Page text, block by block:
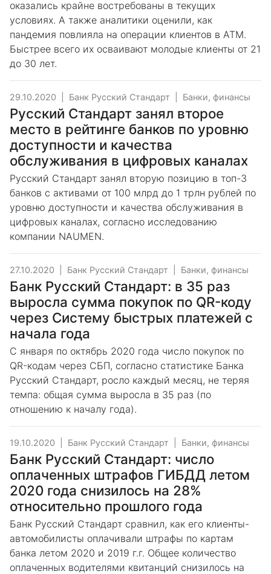
оказались крайне востребованы в текущих
условиях. А также аналитики оценили, как
пандемия повлияла на операции клиентов в АТМ.
Быстрее всего их осваивают молодые клиенты от 21
до 30 лет.
29.10.2020 Банк Русский Стандарт Банки, финансы
Русский Стандарт занял второе
место в рейтинге банков по уровню
доступности и качества
обслуживания в цифровых каналах
Русский Стандарт занял вторую позицию в топ-3
банков с активами от 100 млрд до 1 трлн рублей по
уровню доступности и качества обслуживания в
цифровых каналах, согласно исследованию
компании NAUMEN.
27.10.2020 Банк Русский Стандарт Банки, финансы
Банк Русский Стандарт: в 35 раз
выросла сумма покупок по QR-коду
через Систему быстрых платежей с
начала года
С января по октябрь 2020 года число покупок по
QR-кодам через СБП, согласно статистике Банка
Русский Стандарт, росло каждый месяц, не теряя
темпа: общая сумма выросла в 35 раз (по
отношению к началу года).
19.10.2020 Банк Русский Стандарт Банки, финансы
Банк Русский Стандарт: число
оплаченных штрафов ГИБДД летом
2020 года снизилось на 28%
относительно прошлого года
Банк Русский Стандарт сравнил, как его клиенты-
автомобилисты оплачивали штрафы по картам
банка летом 2020 и 2019 г.г. Общее количество
оплаченных водителями квитанций снизилось на